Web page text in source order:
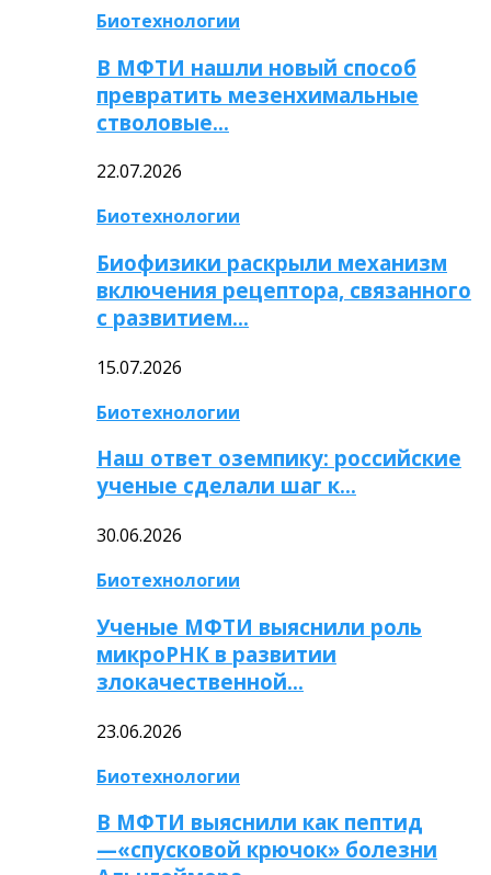
Биотехнологии
В МФТИ нашли новый способ
превратить мезенхимальные
стволовые…
22.07.2026
Биотехнологии
Биофизики раскрыли механизм
включения рецептора, связанного
с развитием…
15.07.2026
Биотехнологии
Наш ответ оземпику: российские
ученые сделали шаг к…
30.06.2026
Биотехнологии
Ученые МФТИ выяснили роль
микроРНК в развитии
злокачественной…
23.06.2026
Биотехнологии
В МФТИ выяснили как пептид
—«спусковой крючок» болезни